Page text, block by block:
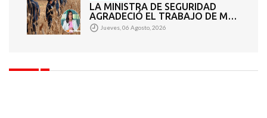
LA MINISTRA DE SEGURIDAD
AGRADECIÓ EL TRABAJO DE MÁS
DE 200 EFECTIVOS QUE
PARTICIPARON EN LA BÚSQUEDA
Jueves, 06 Agosto, 2026